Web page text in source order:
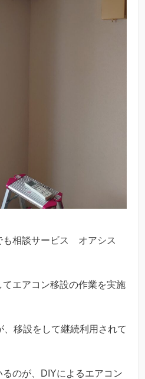
も相談サービス オアシス
エアコン移設の作業を実施
移設をして継続利用されて
のが、DIYによるエアコン